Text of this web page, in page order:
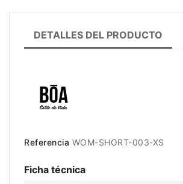
DETALLES DEL PRODUCTO
Referencia WOM-SHORT-003-XS
Ficha técnica